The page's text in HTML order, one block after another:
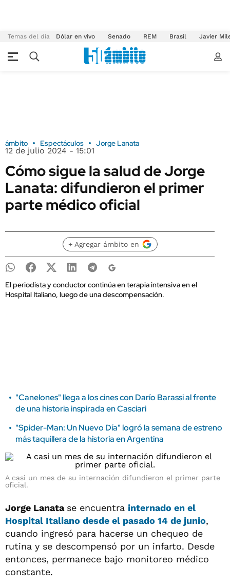
Temas del día Dólar en vivo Senado REM Brasil Javier
ámbito Espectáculos Jorge Lanata
12 de julio 2024 - 15:01
Cómo sigue la salud de Jorge
Lanata: difundieron el primer
parte médico oficial
+ Agregar ámbito en
El periodista y conductor continúa en terapia intensiva en el
Hospital Italiano, luego de una descompensación.
"Canelones" llega a los cines con Darío Barassi al frente
de una historia inspirada en Casciari
"Spider-Man: Un Nuevo Día" logró la semana de estreno
más taquillera de la historia en Argentina
A casi un mes de su internación difundieron el primer parte
oficial.
Jorge Lanata se encuentra internado en el
Hospital Italiano desde el pasado 14 de junio,
cuando ingresó para hacerse un chequeo de
rutina y se descompensó por un infarto. Desde
entonces, permanece bajo monitoreo médico
constante.